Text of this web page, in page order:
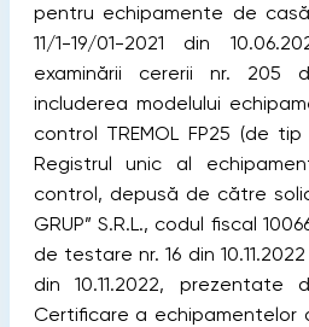
pentru echipamente de
11/1-19/01-2021 din
examinării cererii nr. 205
includerea modelului
control TREMOL FP25 (de
Registrul unic al
control, depusă de către
GRUP” S.R.L., codul fiscal
de testare nr. 16 din
din 10.11.2022,
Certificare a echipamentelor